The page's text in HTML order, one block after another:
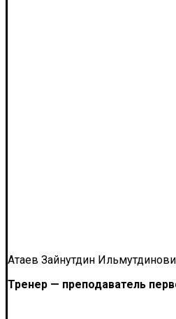
Атаев Зайнутдин
Тренер — преподаватель